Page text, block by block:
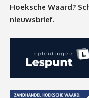
Hoeksche Waard?
nieuwsbrief.